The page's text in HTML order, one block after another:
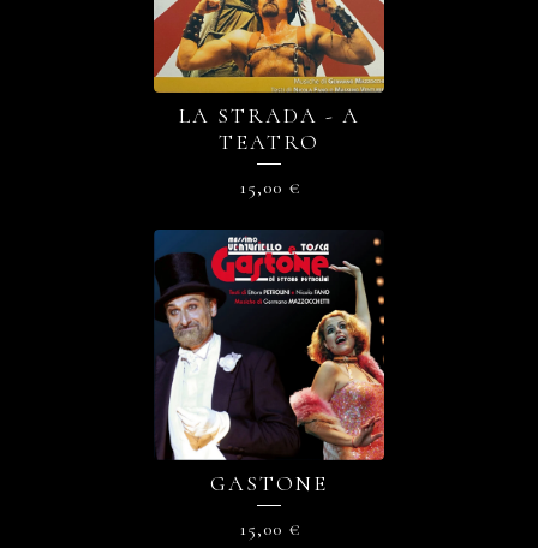
LA STRADA - A
TEATRO
15,00 €
GASTONE
15,00 €